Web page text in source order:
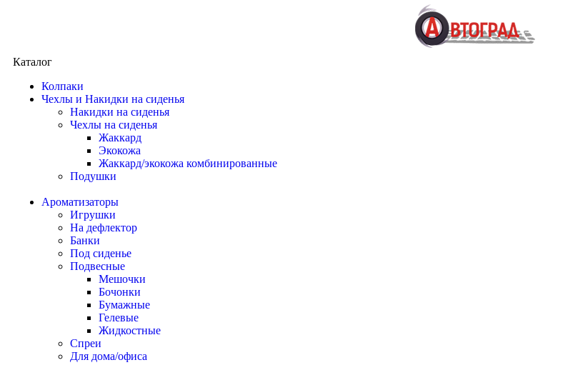
Каталог
Колпаки
Чехлы и Накидки на сиденья
Накидки на сиденья
Чехлы на сиденья
Жаккард
Экокожа
Жаккард/экокожа комбинированные
Подушки
Ароматизаторы
Игрушки
На дефлектор
Банки
Под сиденье
Подвесные
Мешочки
Бочонки
Бумажные
Гелевые
Жидкостные
Спреи
Для дома/офиса